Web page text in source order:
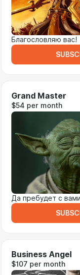
Благословляю вас!
Grand Master
$54 per month
Да пребудет с
Business Angel
$107 per month